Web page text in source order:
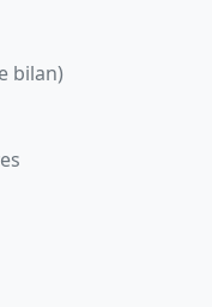
bilan)